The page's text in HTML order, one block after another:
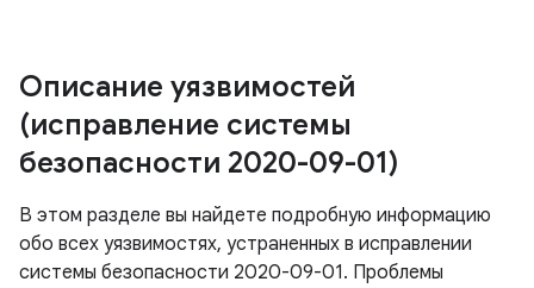
Описание уязвимостей
(исправление системы
безопасности 2020-09-01)
В этом разделе вы найдете подробную информацию
обо всех уязвимостях, устраненных в исправлении
системы безопасности 2020-09-01. Проблемы